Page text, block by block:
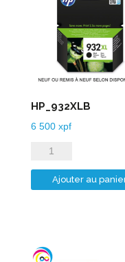
HP_932XLB
6 500 xpf
quantité
de
HP_932XLB
Ajouter au